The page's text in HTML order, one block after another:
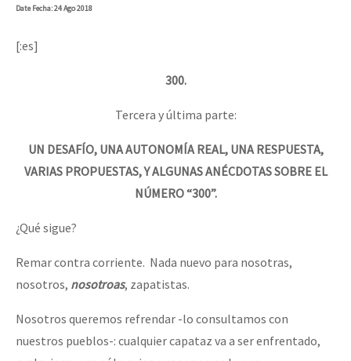
DateFecha: 24 Ago 2018
[:es]
300.
Tercera y última parte:
UN DESAFÍO, UNA AUTONOMÍA REAL, UNA RESPUESTA,
VARIAS PROPUESTAS, Y ALGUNAS ANÉCDOTAS SOBRE EL
NÚMERO “300”.
¿Qué sigue?
Remar contra corriente. Nada nuevo para nosotras,
nosotros, nosotroas, zapatistas.
Nosotros queremos refrendar -lo consultamos con
nuestros pueblos-: cualquier capataz va a ser enfrentado,